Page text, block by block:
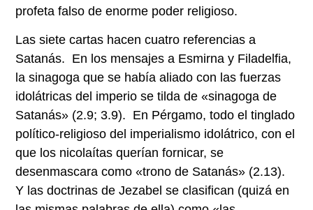
profeta falso de enorme poder religioso.
Las siete cartas hacen cuatro referencias a
Satanás. En los mensajes a Esmirna y Filadelfia,
la sinagoga que se había aliado con las fuerzas
idolátricas del imperio se tilda de «sinagoga de
Satanás» (2.9; 3.9). En Pérgamo, todo el tinglado
político-religioso del imperialismo idolátrico, con el
que los nicolaítas querían fornicar, se
desenmascara como «trono de Satanás» (2.13).
Y las doctrinas de Jezabel se clasifican (quizá en